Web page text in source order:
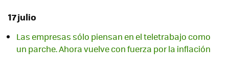
17 julio
Las empresas sólo piensan en el teletrabajo como
un parche. Ahora vuelve con fuerza por la inflación